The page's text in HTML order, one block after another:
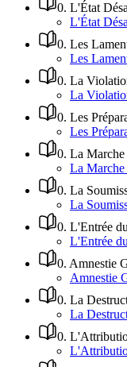
0. L'État
L'État
0. Les
Les
0. La
La
0. Les
Les
0. La Marche
La Marche
0. La
La
0. L'Entrée
L'Entrée
0. Amnestie
Amnestie
0. La
La
0.